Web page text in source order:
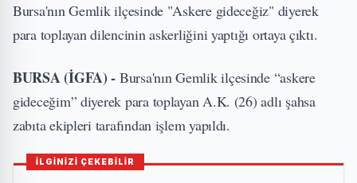
Bursa'nın Gemlik ilçesinde "Askere gideceğiz" diyerek
para toplayan dilencinin askerliğini yaptığı ortaya çıktı.
BURSA (İGFA) - Bursa'nın Gemlik ilçesinde “askere
gideceğim” diyerek para toplayan A.K. (26) adlı şahsa
zabıta ekipleri tarafından işlem yapıldı.
İLGİNİZİ ÇEKEBİLİR